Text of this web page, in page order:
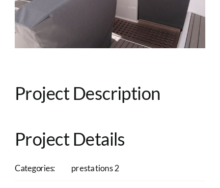
Project Description
Project Details
Categories: prestations 2